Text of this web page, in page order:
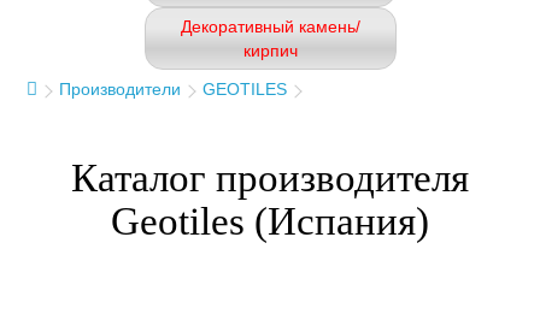
Декоративный камень/
кирпич
Производители
GEOTILES
Каталог производителя
Geotiles (Испания)